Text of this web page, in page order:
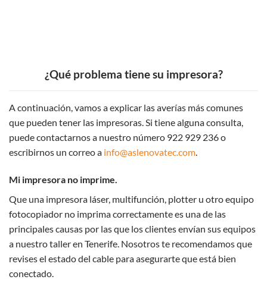
¿Qué problema tiene su impresora?
A continuación, vamos a explicar las averías más comunes
que pueden tener las impresoras. Si tiene alguna consulta,
puede contactarnos a nuestro número 922 929 236 o
escribirnos un correo a info@aslenovatec.com.
Mi impresora no imprime.
Que una impresora láser, multifunción, plotter u otro equipo
fotocopiador no imprima correctamente es una de las
principales causas por las que los clientes envían sus equipos
a nuestro taller en Tenerife. Nosotros te recomendamos que
revises el estado del cable para asegurarte que está bien
conectado.